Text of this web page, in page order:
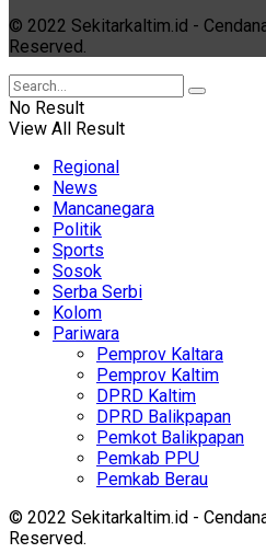
© 2022 Sekitarkaltim.id -
Reserved.
No Result
View All Result
Regional
News
Mancanegara
Politik
Sports
Sosok
Serba Serbi
Kolom
Pariwara
Pemprov Kaltara
Pemprov Kaltim
DPRD Kaltim
DPRD Balikpapan
Pemkot Balikpapan
Pemkab PPU
Pemkab Berau
© 2022 Sekitarkaltim.id -
Reserved.